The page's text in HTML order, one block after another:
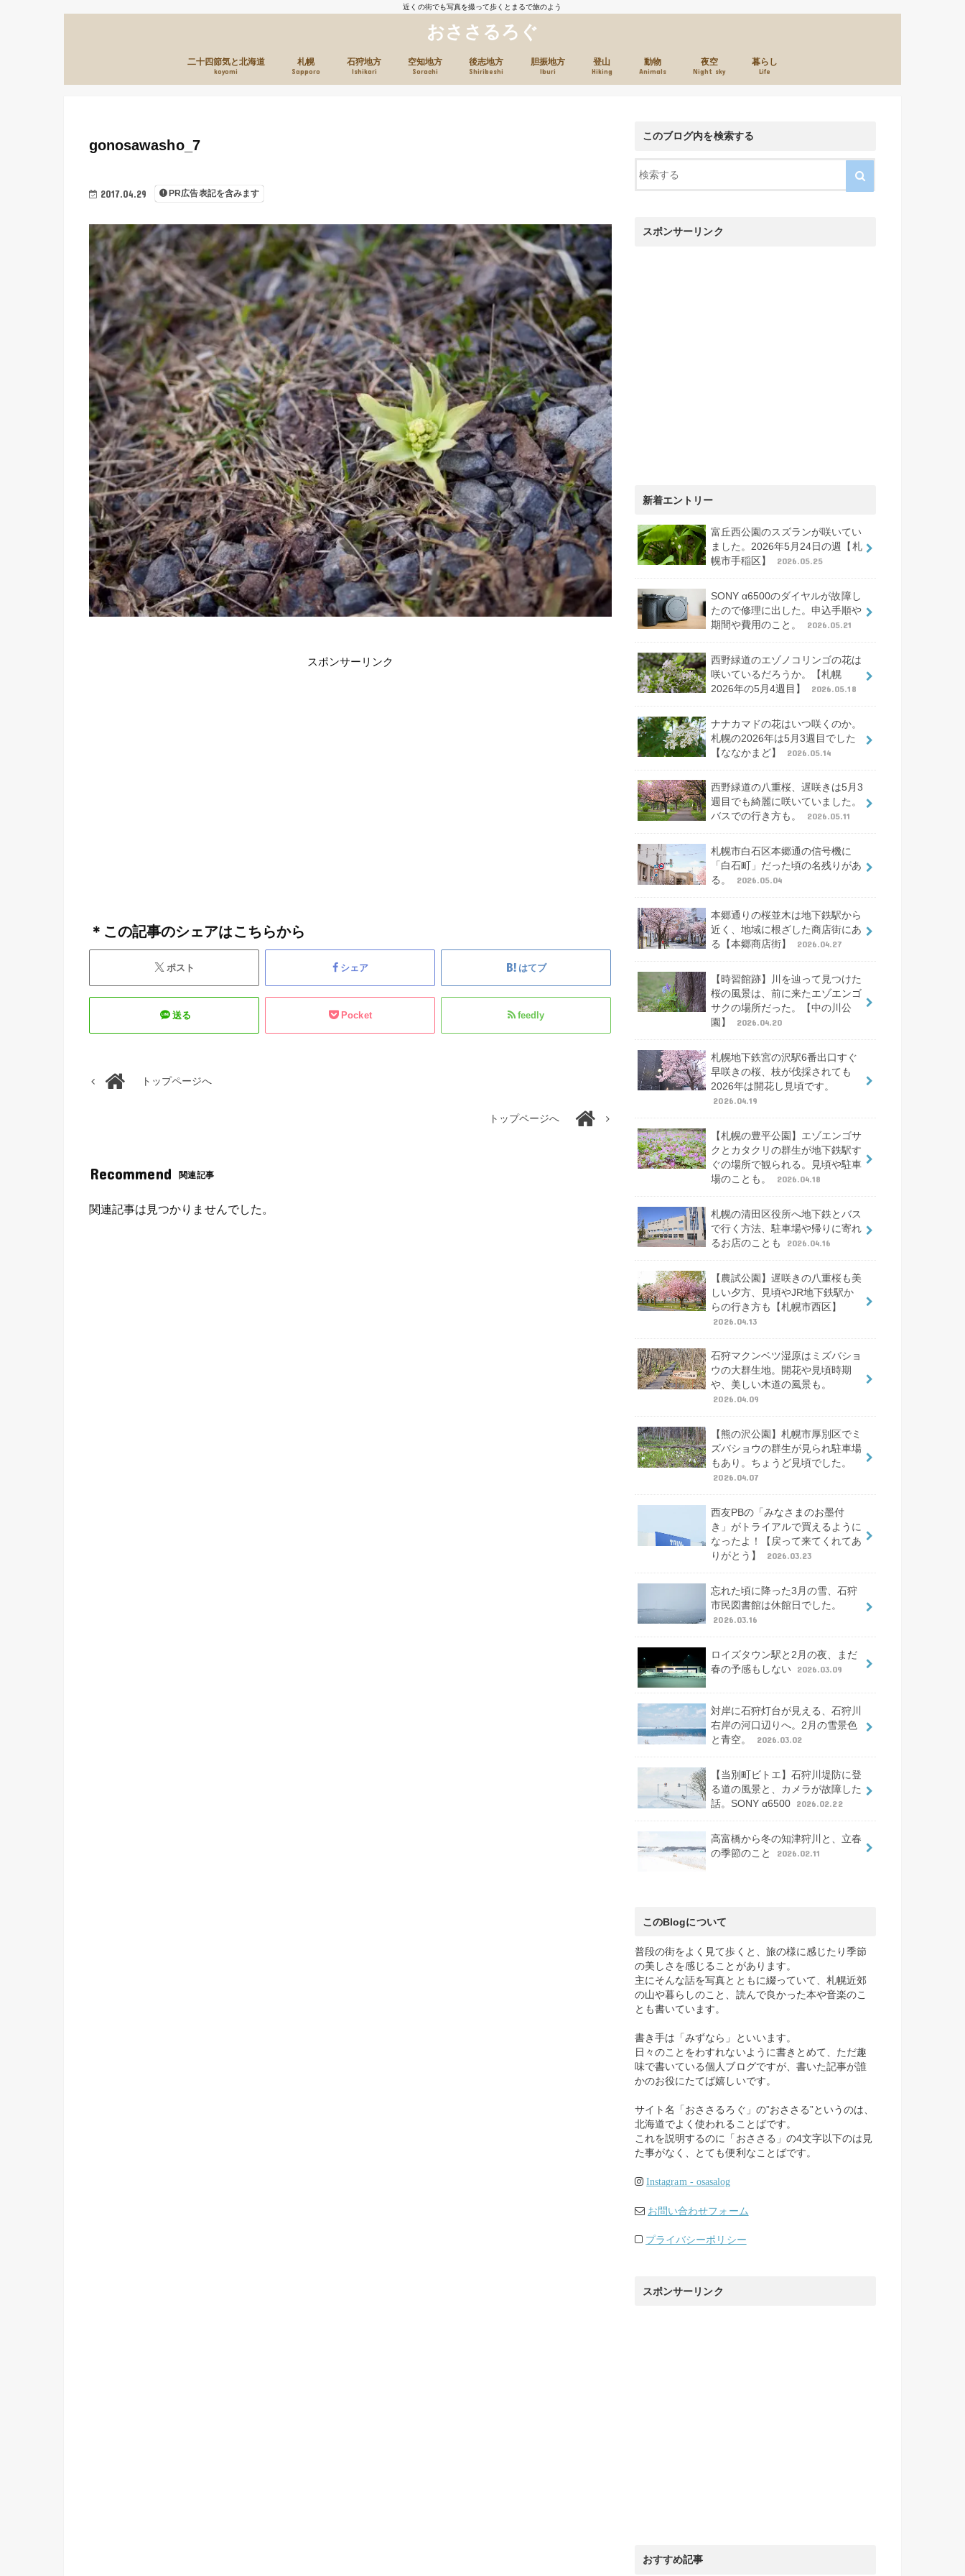
近くの街でも写真を撮って歩くとまるで旅のよう
おささるろぐ
二十四節気と北海道
koyomi
札幌
Sapporo
石狩地方
Ishikari
空知地方
Sorachi
後志地方
Shiribeshi
胆振地方
Iburi
登山
Hiking
動物
Animals
夜空
Night sky
暮らし
Life
2017.04.29 PR広告表記を含みます
gonosawasho_7
スポンサーリンク
＊この記事のシェアはこちらから
ポスト シェア はてブ
送る Pocket feedly
トップページへ
トップページへ
Recommend 関連記事
関連記事は見つかりませんでした。
このブログ内を検索する
スポンサーリンク
新着エントリー
富丘西公園のスズランが咲いてい
ました。2026年5月24日の週【札
幌市手稲区】
2026.05.25
SONY α6500のダイヤルが故障し
たので修理に出した。申込手順や
期間や費用のこと。
2026.05.21
西野緑道のエゾノコリンゴの花は
咲いているだろうか。【札幌
2026年の5月4週目】
2026.05.18
ナナカマドの花はいつ咲くのか。
札幌の2026年は5月3週目でした
【ななかまど】
2026.05.14
西野緑道の八重桜、遅咲きは5月3
週目でも綺麗に咲いていました。
バスでの行き方も。
2026.05.11
札幌市白石区本郷通の信号機に
「白石町」だった頃の名残りがあ
る。
2026.05.04
本郷通りの桜並木は地下鉄駅から
近く、地域に根ざした商店街にあ
る【本郷商店街】
2026.04.27
【時習館跡】川を辿って見つけた
桜の風景は、前に来たエゾエンゴ
サクの場所だった。【中の川公
園】
2026.04.20
札幌地下鉄宮の沢駅6番出口すぐ
早咲きの桜、枝が伐採されても
2026年は開花し見頃です。
2026.04.19
【札幌の豊平公園】エゾエンゴサ
クとカタクリの群生が地下鉄駅す
ぐの場所で観られる。見頃や駐車
場のことも。
2026.04.18
札幌の清田区役所へ地下鉄とバス
で行く方法、駐車場や帰りに寄れ
るお店のことも
2026.04.16
【農試公園】遅咲きの八重桜も美
しい夕方、見頃やJR地下鉄駅か
らの行き方も【札幌市西区】
2026.04.13
石狩マクンベツ湿原はミズバショ
ウの大群生地。開花や見頃時期
や、美しい木道の風景も。
2026.04.09
【熊の沢公園】札幌市厚別区でミ
ズバショウの群生が見られ駐車場
もあり。ちょうど見頃でした。
2026.04.07
西友PBの「みなさまのお墨付
き」がトライアルで買えるように
なったよ！【戻って来てくれてあ
りがとう】
2026.03.23
忘れた頃に降った3月の雪、石狩
市民図書館は休館日でした。
2026.03.16
ロイズタウン駅と2月の夜、まだ
春の予感もしない 2026.03.09
対岸に石狩灯台が見える、石狩川
右岸の河口辺りへ。2月の雪景色
と青空。
2026.03.02
【当別町ビトエ】石狩川堤防に登
る道の風景と、カメラが故障した
話。SONY α6500 2026.02.22
高富橋から冬の知津狩川と、立春
の季節のこと
2026.02.11
このBlogについて
普段の街をよく見て歩くと、旅の様に感じたり季節
の美しさを感じることがあります。
主にそんな話を写真とともに綴っていて、札幌近郊
の山や暮らしのこと、読んで良かった本や音楽のこ
とも書いています。
書き手は「みずなら」といいます。
日々のことをわすれないように書きとめて、ただ趣
味で書いている個人ブログですが、書いた記事が誰
かのお役にたてば嬉しいです。
サイト名「おささるろぐ」の”おささる”というのは、
北海道でよく使われることばです。
これを説明するのに「おささる」の4文字以下のは見
た事がなく、とても便利なことばです。
Instagram - osasalog
お問い合わせフォーム
プライバシーポリシー
スポンサーリンク
おすすめ記事